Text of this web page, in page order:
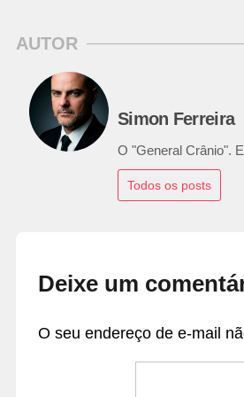
AUTOR
Simon Ferreira
O "General Crânio".
Todos os posts
Deixe um
O seu endereço de e-mail